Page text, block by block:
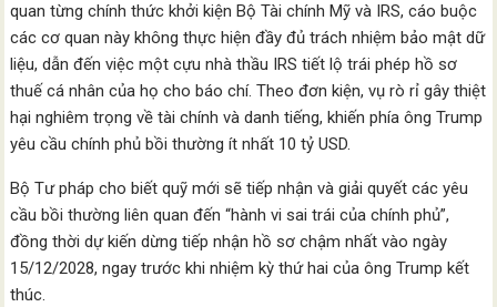
quan từng chính thức khởi kiện Bộ Tài chính Mỹ và IRS, cáo buộc
các cơ quan này không thực hiện đầy đủ trách nhiệm bảo mật dữ
liệu, dẫn đến việc một cựu nhà thầu IRS tiết lộ trái phép hồ sơ
thuế cá nhân của họ cho báo chí. Theo đơn kiện, vụ rò rỉ gây thiệt
hại nghiêm trọng về tài chính và danh tiếng, khiến phía ông Trump
yêu cầu chính phủ bồi thường ít nhất 10 tỷ USD.
Bộ Tư pháp cho biết quỹ mới sẽ tiếp nhận và giải quyết các yêu
cầu bồi thường liên quan đến “hành vi sai trái của chính phủ”,
đồng thời dự kiến dừng tiếp nhận hồ sơ chậm nhất vào ngày
15/12/2028, ngay trước khi nhiệm kỳ thứ hai của ông Trump kết
thúc.